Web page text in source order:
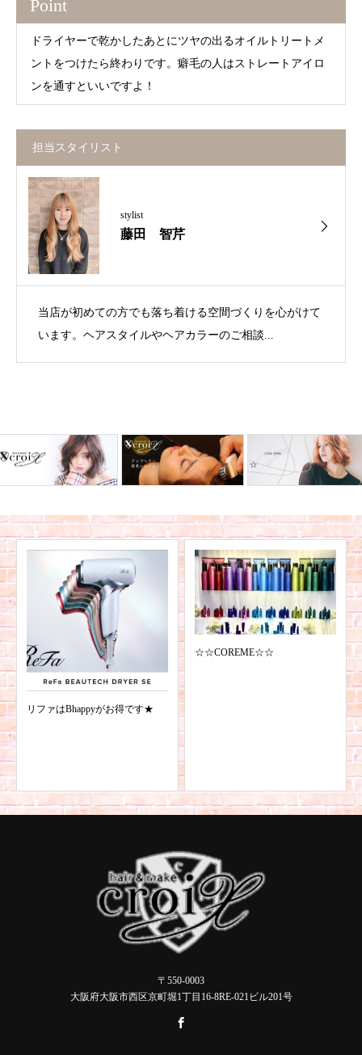
Point
ドライヤーで乾かしたあとにツヤの出るオイルトリートメ
ントをつけたら終わりです。癖毛の人はストレートアイロ
ンを通すといいですよ！
担当スタイリスト
stylist
藤田 智芹
当店が初めての方でも落ち着ける空間づくりを心がけて
います。ヘアスタイルやヘアカラーのご相談...
リファはBhappyがお得です★
☆☆COREME☆☆
〒550-0003
大阪府大阪市西区京町堀1丁目16-8RE-021ビル201号